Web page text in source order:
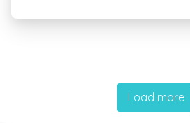
Load more